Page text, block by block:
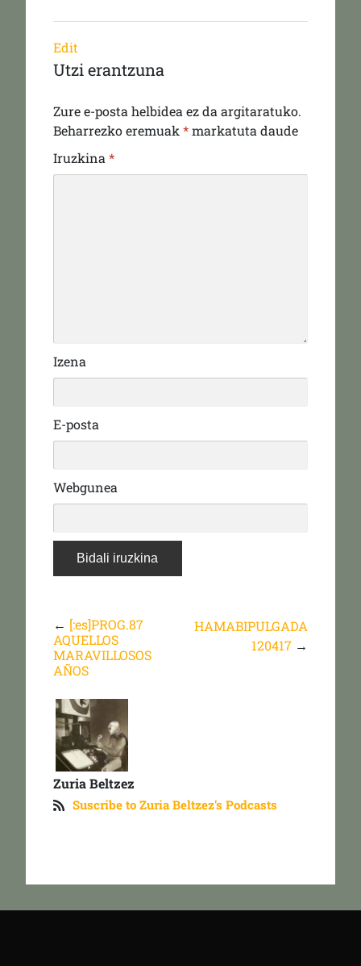
Edit
Utzi erantzuna
Zure e-posta helbidea ez da argitaratuko.
Beharrezko eremuak *markatuta daude
Iruzkina *
Izena
E-posta
Webgunea
← [:es]PROG.87
AQUELLOS
MARAVILLOSOS
AÑOS
HAMABIPULGADA
120417 →
Zuria Beltzez
Suscribe to Zuria Beltzez's Podcasts